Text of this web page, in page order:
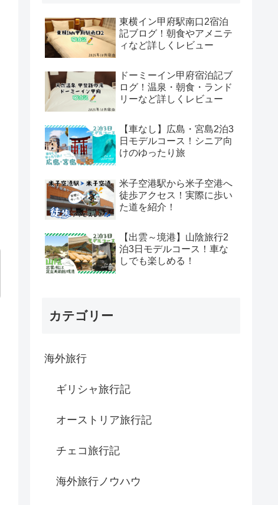
東横イン甲府駅南口2宿泊
記ブログ！朝食やアメニテ
ィなど詳しくレビュー
ドーミーイン甲府宿泊記ブ
ログ！温泉・朝食・ランド
リーなど詳しくレビュー
【車なし】広島・宮島2泊3
日モデルコース！シニア向
けのゆったり旅
米子空港駅から米子空港へ
徒歩アクセス！実際に歩い
た道を紹介！
【出雲～境港】山陰旅行2
泊3日モデルコース！車な
しでも楽しめる！
カテゴリー
海外旅行
ギリシャ旅行記
オーストリア旅行記
チェコ旅行記
海外旅行ノウハウ